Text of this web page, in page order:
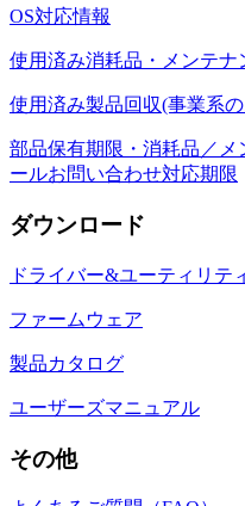
OS対応情報
使用済み消耗品・メンテ
使用済み製品回収(事業系
部品保有期限・消耗品／メ
ールお問い合わせ対応期限
ダウンロード
ドライバー&ユーティリテ
ファームウェア
製品カタログ
ユーザーズマニュアル
その他